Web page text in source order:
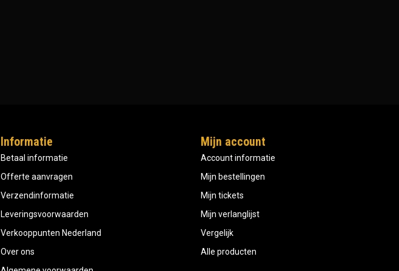
Informatie
Betaal informatie
Offerte aanvragen
Verzendinformatie
Leveringsvoorwaarden
Verkooppunten Nederland
Over ons
Mijn account
Account informatie
Mijn bestellingen
Mijn tickets
Mijn verlanglijst
Vergelijk
Alle producten